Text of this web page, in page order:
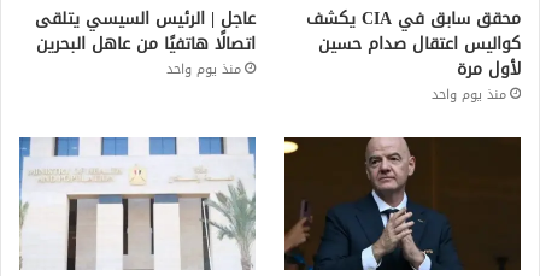
محقق سابق في CIA يكشف
كواليس اعتقال صدام حسين
لأول مرة
منذ يوم واحد
عاجل | الرئيس السيسي يتلقى
اتصالًا هاتفيًا من عاهل البحرين
منذ يوم واحد